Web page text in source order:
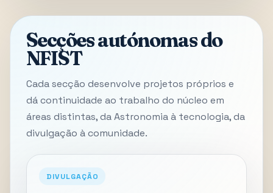
Secções autónomas do
NFIST
Cada secção desenvolve projetos próprios e
dá continuidade ao trabalho do núcleo em
áreas distintas, da Astronomia à tecnologia, da
divulgação à comunidade.
DIVULGAÇÃO